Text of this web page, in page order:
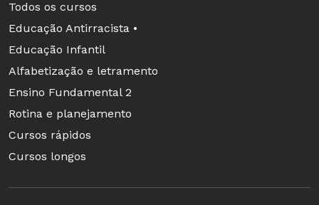
Todos os cursos
Educação Antirracista •
Educação Infantil
Alfabetização e letramento
Ensino Fundamental 2
Rotina e planejamento
Cursos rápidos
Cursos longos